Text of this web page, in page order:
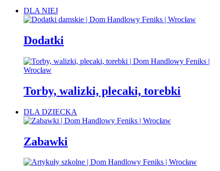
DLA NIEJ
Dodatki
Torby, walizki, plecaki, torebki
DLA DZIECKA
Zabawki